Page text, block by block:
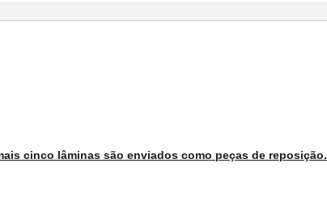
cinco lâminas são enviados como peças de reposição.